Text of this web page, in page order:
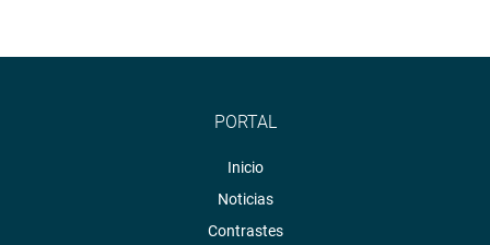
PORTAL
Inicio
Noticias
Contrastes